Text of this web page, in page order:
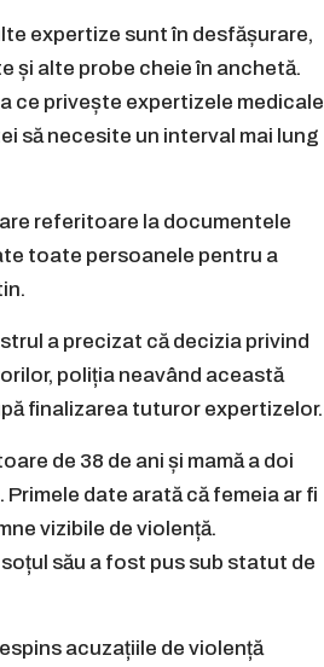
expertize sunt în desfășurare,
și alte probe cheie în anchetă.
ce privește expertizele medicale
să necesite un interval mai lung
referitoare la documentele
toate persoanele pentru a
a precizat că decizia privind
poliția neavând această
finalizarea tuturor expertizelor.
de 38 de ani și mamă a doi
date arată că femeia ar fi
vizibile de violență.
său a fost pus sub statut de
acuzațiile de violență